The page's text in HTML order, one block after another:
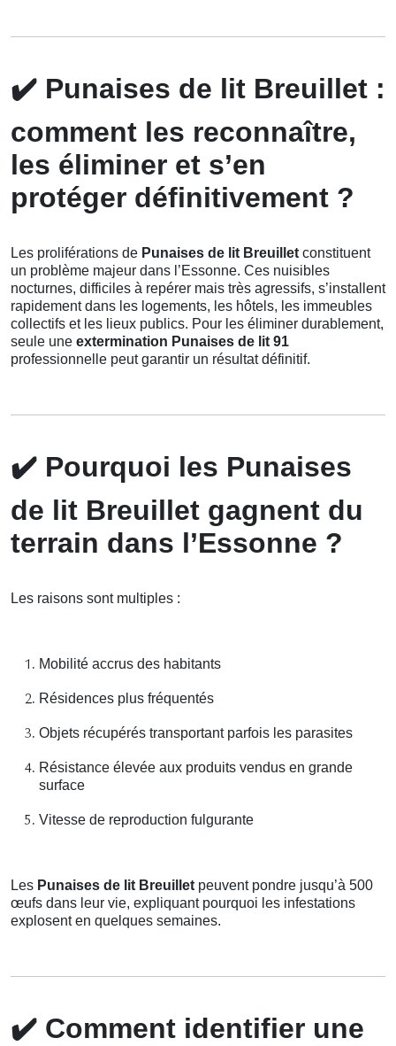
✔️ Punaises de lit Breuillet :
comment les reconnaître,
les éliminer et s’en
protéger définitivement ?
Les proliférations de Punaises de lit Breuillet constituent
un problème majeur dans l’Essonne. Ces nuisibles
nocturnes, difficiles à repérer mais très agressifs, s’installent
rapidement dans les logements, les hôtels, les immeubles
collectifs et les lieux publics. Pour les éliminer durablement,
seule une extermination Punaises de lit 91
professionnelle peut garantir un résultat définitif.
✔️ Pourquoi les Punaises
de lit Breuillet gagnent du
terrain dans l’Essonne ?
Les raisons sont multiples :
Mobilité accrus des habitants
Résidences plus fréquentés
Objets récupérés transportant parfois les parasites
Résistance élevée aux produits vendus en grande
surface
Vitesse de reproduction fulgurante
Les Punaises de lit Breuillet peuvent pondre jusqu’à 500
œufs dans leur vie, expliquant pourquoi les infestations
explosent en quelques semaines.
✔️ Comment identifier une